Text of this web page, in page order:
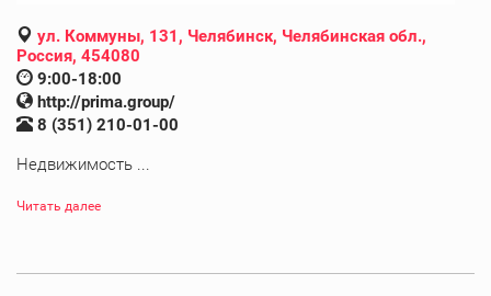
ул. Коммуны, 131, Челябинск, Челябинская обл.,
Россия, 454080
9:00-18:00
http://prima.group/
8 (351) 210-01-00
Недвижимость ...
Читать далее